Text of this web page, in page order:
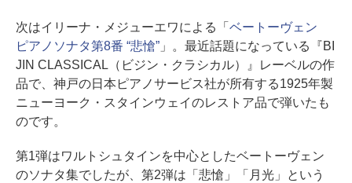
次はイリーナ・メジューエワによる「 ベートーヴェン
ピアノソナタ第8番 “悲愴”」。最近話題になっている『BI
JIN CLASSICAL（ビジン・クラシカル）』レーベルの作
品で、神戸の日本ピアノサービス社が所有する1925年製
ニューヨーク・スタインウェイのレストア品で弾いたも
のです。
第1弾はワルトシュタインを中心としたベートーヴェン
のソナタ集でしたが、第2弾は「悲愴」「月光」という